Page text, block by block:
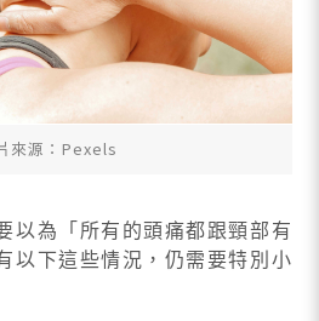
來源：Pexels
以為「所有的頭痛都跟頸部有
以下這些情況，仍需要特別小